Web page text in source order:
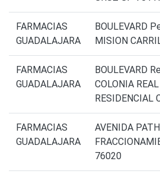
FARMACIAS
GUADALAJARA
BOULEVARD
MISION
FARMACIAS
GUADALAJARA
BOULEVARD
COLONIA
RESIDENCIAL
FARMACIAS
GUADALAJARA
AVENIDA
76020